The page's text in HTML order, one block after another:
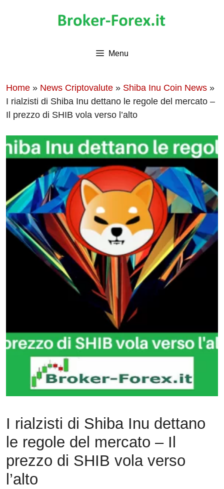
Menu
Home » News Criptovalute » Shiba Inu Coin News »
I rialzisti di Shiba Inu dettano le regole del mercato –
Il prezzo di SHIB vola verso l’alto
I rialzisti di Shiba Inu dettano
le regole del mercato – Il
prezzo di SHIB vola verso
l’alto